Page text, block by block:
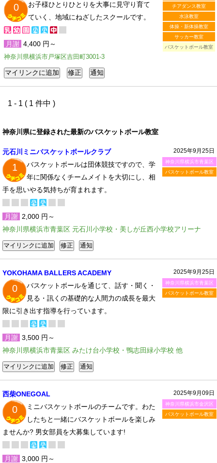
チアダンス教室
水泳教室
体操・新体操教室
サッカー教室
バスケットボール教室
0
お子様ひとりひとりを大事に見守り育て
ていく、地域にねざしたスクールです。
月謝 4,400 円～
神奈川県横浜市戸塚区吉田町3001-3
1 - 1 ( 1 件中 )
神奈川県に登録された最新のバスケットボール教室
2025年9月25日
神奈川県横浜市青葉区
バスケットボール教室
元石川ミニバスケットボールクラブ
1
バスケットボールは団体競技ですので、学
年に関係なくチームメイトを大切にし、相
手を思いやる気持ちが育まれます。
月謝 2,000 円～
神奈川県横浜市青葉区 元石川小学校・美しが丘西小学校アリーナ
2025年9月25日
神奈川県横浜市青葉区
バスケットボール教室
YOKOHAMA BALLERS ACADEMY
0
バスケットボールを通じて、話す・聞く・
見る・訊くの基礎的な人間力の成長を最大
限に引き出す指導を行っています。
月謝 3,500 円～
神奈川県横浜市青葉区 みたけ台小学校・鴨志田緑小学校 他
2025年9月09日
神奈川県横浜市金沢区
バスケットボール教室
西柴ONEGOAL
0
ミニバスケットボールのチームです。わた
したちと一緒にバスケットボールを楽しみ
ませんか? 男女部員を大募集しています!
月謝 3,000 円～